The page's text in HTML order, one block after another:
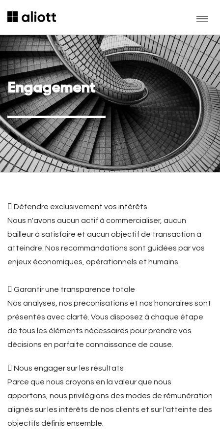
Engagement
 Défendre exclusivement vos intérêts
Nous n'avons aucun actif à commercialiser, aucun
bailleur à satisfaire et aucun objectif de transaction à
atteindre. Nos recommandations sont guidées par vos
enjeux économiques, opérationnels et humains.
 Garantir une transparence totale
Nos analyses, nos préconisations et nos honoraires sont
présentés avec clarté. Vous disposez à chaque étape
de tous les éléments nécessaires pour prendre vos
décisions en parfaite connaissance de cause.
 Nous engager sur les résultats
Parce que nous croyons en la valeur que nous
apportons, nous privilégions des modes de rémunération
alignés sur les intérêts de nos clients et sur l'atteinte des
objectifs définis ensemble.